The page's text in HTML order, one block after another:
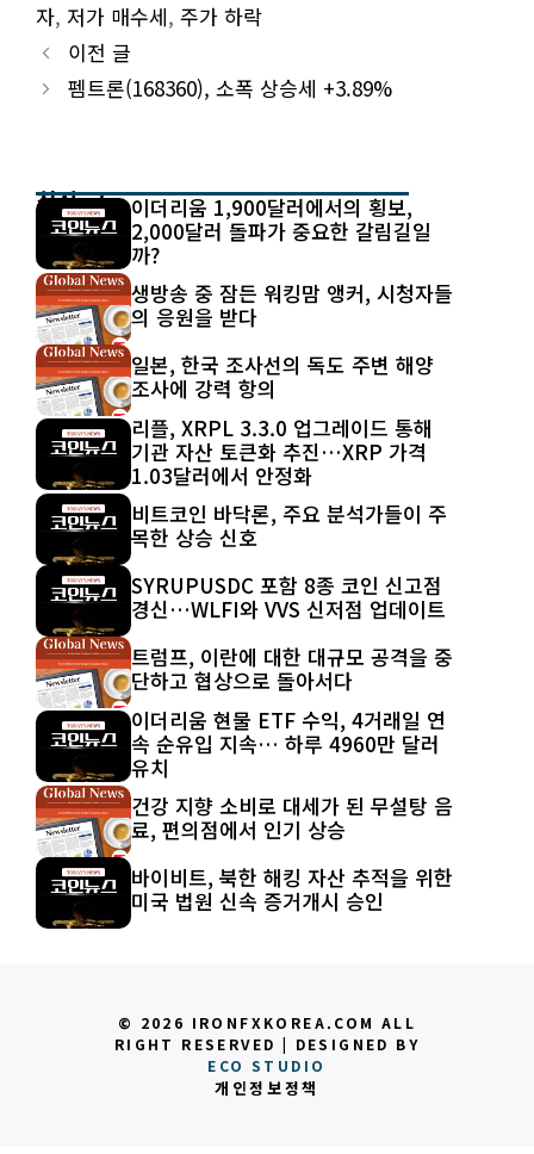
자, 저가 매수세, 주가 하락
이전 글
펨트론(168360), 소폭 상승세 +3.89%
최신 글
이더리움 1,900달러에서의 횡보,
2,000달러 돌파가 중요한 갈림길일
까?
생방송 중 잠든 워킹맘 앵커, 시청자들
의 응원을 받다
일본, 한국 조사선의 독도 주변 해양
조사에 강력 항의
리플, XRPL 3.3.0 업그레이드 통해
기관 자산 토큰화 추진…XRP 가격
1.03달러에서 안정화
비트코인 바닥론, 주요 분석가들이 주
목한 상승 신호
SYRUPUSDC 포함 8종 코인 신고점
경신…WLFI와 VVS 신저점 업데이트
트럼프, 이란에 대한 대규모 공격을 중
단하고 협상으로 돌아서다
이더리움 현물 ETF 수익, 4거래일 연
속 순유입 지속… 하루 4960만 달러
유치
건강 지향 소비로 대세가 된 무설탕 음
료, 편의점에서 인기 상승
바이비트, 북한 해킹 자산 추적을 위한
미국 법원 신속 증거개시 승인
© 2026 IRONFXKOREA.COM ALL
RIGHT RESERVED | DESIGNED BY
ECO STUDIO
개인정보정책